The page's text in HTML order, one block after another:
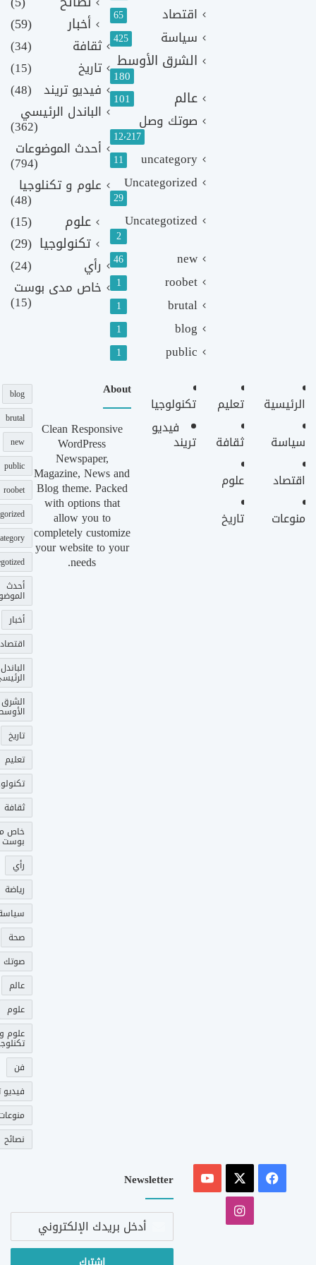
اقتصاد 65
سياسة 425
الشرق الأوسط
180
عالم 101
صوتك وصل
12٬217
uncategory
11
Uncategorized
29
Uncategotized
2
new
46
roobet
1
brutal
1
blog
1
public
1
أخبار
(59)
ثقافة
(34)
تاريخ
(15)
فيديو تريند (48)
الباندل الرئيسي
(362)
أحدث الموضوعات
(794)
علوم و تكنلوجيا
(48)
علوم
(15)
تكنولوجيا (29)
رأي
(24)
خاص مدى بوست
(15)
الرئيسية
سياسة
اقتصاد
منوعات
تعليم
ثقافة
علوم
تاريخ
تكنولوجيا
فيديو
تريند
About
Clean Responsive
WordPress
Newspaper,
Magazine, News and
Blog theme. Packed
with options that
allow you to
completely customize
your website to your
needs.
blog
brutal
new
public
roobet
أحدث
أخبار
اقتصاد
الباندل
الشرق
تاريخ
تعليم
ثقافة
خاص
بوست
رأي
رياضة
صحة
عالم
علوم
علوم و
فن
فيديو
نصائح
فيسبوك
‫YouTube
انستقرام
Newsletter
أدخل
الإلكتروني